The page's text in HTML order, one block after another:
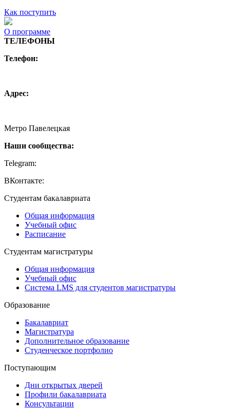
Как поступить
О программе
ТЕЛЕФОНЫ
Телефон:
Адрес:
Метро Павелецкая
Наши сообщества:
Telegram:
ВКонтакте:
Студентам бакалавриата
Общая информация
Учебный офис
Расписание
Студентам магистратуры
Общая информация
Учебный офис
Система LMS для студентов магистратуры
Образование
Бакалавриат
Магистратура
Дополнительное образование
Студенческое портфолио
Поступающим
Дни открытых дверей
Профили бакалавриата
Консультации